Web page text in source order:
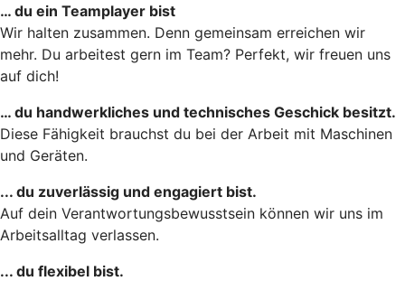
… du ein Teamplayer bist
Wir halten zusammen. Denn gemeinsam erreichen wir
mehr. Du arbeitest gern im Team? Perfekt, wir freuen uns
auf dich!
… du handwerkliches und technisches Geschick besitzt.
Diese Fähigkeit brauchst du bei der Arbeit mit Maschinen
und Geräten.
... du zuverlässig und engagiert bist.
Auf dein Verantwortungsbewusstsein können wir uns im
Arbeitsalltag verlassen.
... du flexibel bist.